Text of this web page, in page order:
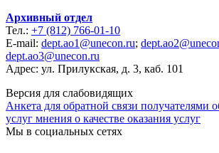
Архивный отдел
Тел.: +7 (812) 766-01-10
E-mail: dept.ao1@unecon.ru;
dept.ao3@unecon.ru
Адрес: ул. Прилукская, д. 3, каб. 101
Версия для слабовидящих
Анкета для обратной связи получателями
услуг мнения о качестве оказания услуг
Мы в социальных сетях